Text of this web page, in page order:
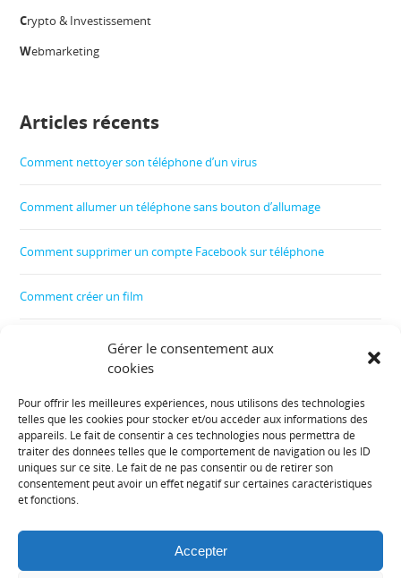
Gérer le consentement aux
cookies
Pour offrir les meilleures expériences, nous utilisons des technologies
telles que les cookies pour stocker et/ou accéder aux informations des
appareils. Le fait de consentir à ces technologies nous permettra de
traiter des données telles que le comportement de navigation ou les ID
uniques sur ce site. Le fait de ne pas consentir ou de retirer son
consentement peut avoir un effet négatif sur certaines caractéristiques
et fonctions.
Accepter
Crypto & Investissement
Webmarketing
Articles récents
Comment nettoyer son téléphone d’un virus
Comment allumer un téléphone sans bouton d’allumage
Comment supprimer un compte Facebook sur téléphone
Comment créer un film
Comment contrôler le téléphone de son enfant
Informations diverses :
Plan de site